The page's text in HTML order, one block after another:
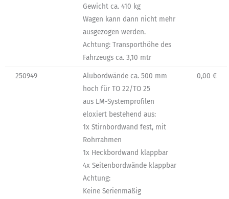
Gewicht ca. 410 kg
Wagen kann dann nicht mehr
ausgezogen werden.
Achtung: Transporthöhe des
Fahrzeugs ca. 3,10 mtr
250949
Alubordwände ca. 500 mm
hoch für TO 22/TO 25
aus LM-Systemprofilen
eloxiert bestehend aus:
1x Stirnbordwand fest, mit
Rohrrahmen
1x Heckbordwand klappbar
4x Seitenbordwände klappbar
Achtung:
Keine Serienmäßig
0,00 €